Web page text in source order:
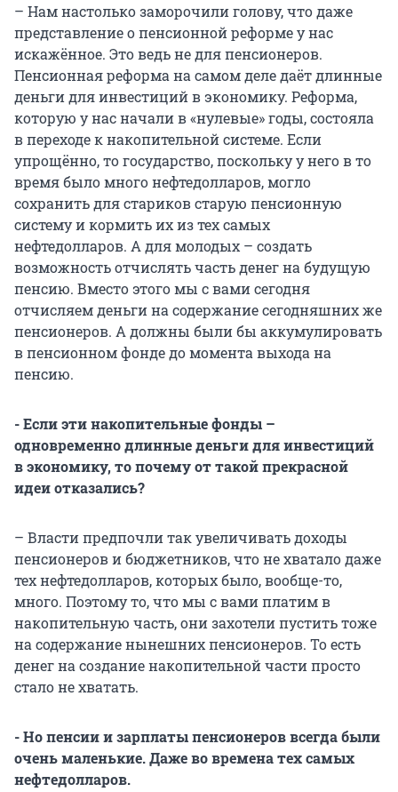
– Нам настолько заморочили голову, что даже
представление о пенсионной реформе у нас
искажённое. Это ведь не для пенсионеров.
Пенсионная реформа на самом деле даёт длинные
деньги для инвестиций в экономику. Реформа,
которую у нас начали в «нулевые» годы, состояла
в переходе к накопительной системе. Если
упрощённо, то государство, поскольку у него в то
время было много нефтедолларов, могло
сохранить для стариков старую пенсионную
систему и кормить их из тех самых
нефтедолларов. А для молодых – создать
возможность отчислять часть денег на будущую
пенсию. Вместо этого мы с вами сегодня
отчисляем деньги на содержание сегодняшних же
пенсионеров. А должны были бы аккумулировать
в пенсионном фонде до момента выхода на
пенсию.
- Если эти накопительные фонды –
одновременно длинные деньги для инвестиций
в экономику, то почему от такой прекрасной
идеи отказались?
– Власти предпочли так увеличивать доходы
пенсионеров и бюджетников, что не хватало даже
тех нефтедолларов, которых было, вообще-то,
много. Поэтому то, что мы с вами платим в
накопительную часть, они захотели пустить тоже
на содержание нынешних пенсионеров. То есть
денег на создание накопительной части просто
стало не хватать.
- Но пенсии и зарплаты пенсионеров всегда были
очень маленькие. Даже во времена тех самых
нефтедолларов.